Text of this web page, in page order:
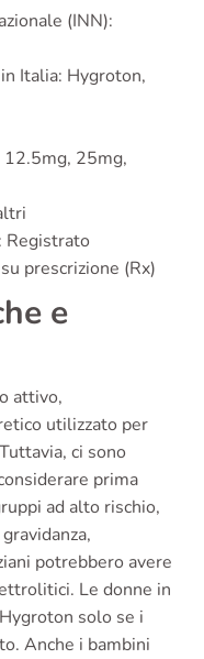
(INN):
Italia: Hygroton,
12.5mg, 25mg,
Registrato
prescrizione (Rx)
e
attivo,
utilizzato per
ci sono
prima
ad alto rischio,
potrebbero avere
Le donne in
solo se i
Anche i bambini